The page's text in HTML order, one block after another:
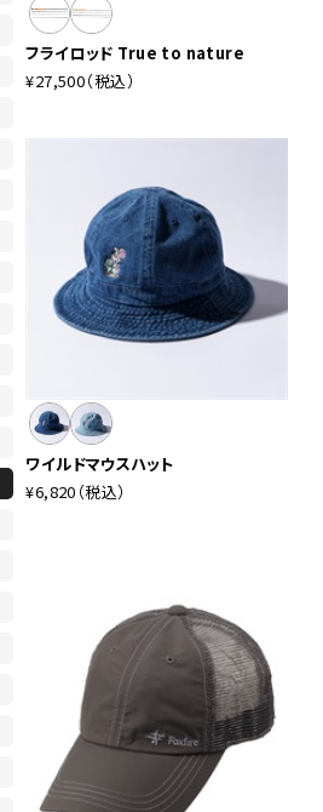
フライロッド True to nature
¥27,500（税込）
ワイルドマウスハット
¥6,820 （税込）